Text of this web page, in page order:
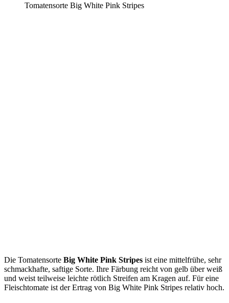
Tomatensorte Big White Pink Stripes
Die Tomatensorte Big White Pink Stripes ist eine mittelfrühe, sehr
schmackhafte, saftige Sorte. Ihre Färbung reicht von gelb über weiß
und weist teilweise leichte rötlich Streifen am Kragen auf. Für eine
Fleischtomate ist der Ertrag von Big White Pink Stripes relativ hoch.